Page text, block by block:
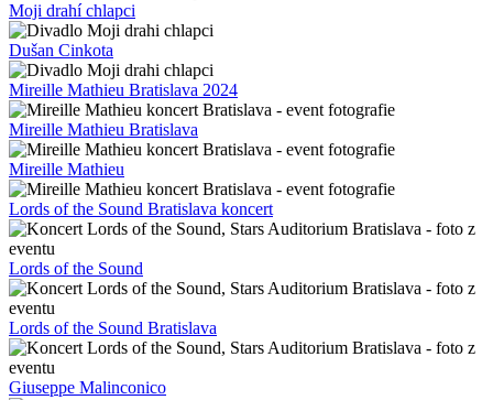
Moji drahí chlapci
Dušan Cinkota
Mireille Mathieu Bratislava 2024
Mireille Mathieu Bratislava
Mireille Mathieu
Lords of the Sound Bratislava koncert
Lords of the Sound
Lords of the Sound Bratislava
Giuseppe Malinconico